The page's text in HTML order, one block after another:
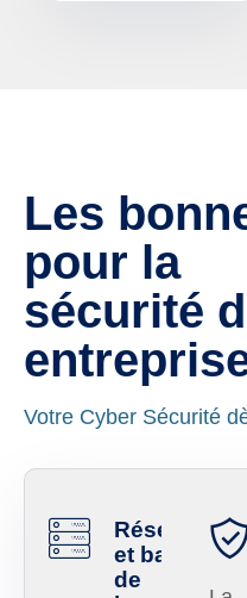
Les
pour la
sécurité
Votre Cyber Sécurité
Réseaux
et baies
de